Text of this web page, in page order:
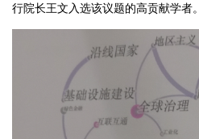
行院长王文入选该议题的高贡献学者。